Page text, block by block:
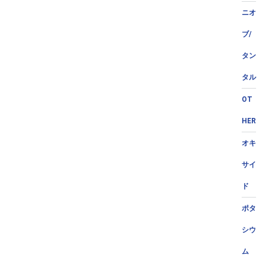
ニオ
ブ/
タン
タル
OT
HER
オキ
サイ
ド
ポタ
シウ
ム